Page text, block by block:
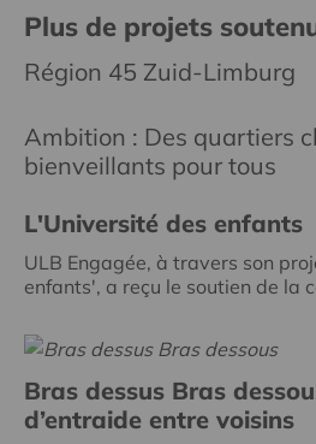
Plus de projets
Région 45 Zuid-Limburg
Ambition : Des quartiers
bienveillants pour tous
L'Université des enfants
ULB Engagée, à travers son
enfants', a reçu le soutien de la
Bras dessus Bras
d’entraide entre voisins